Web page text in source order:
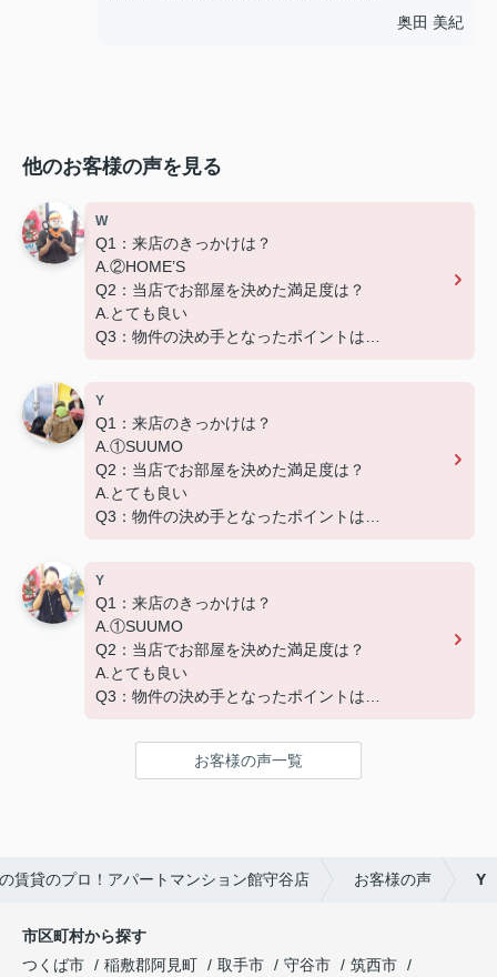
奥田 美紀
他のお客様の声を見る
W
Q1：来店のきっかけは？
A.②HOME’S
Q2：当店でお部屋を決めた満足度は？
A.とても良い
Q3：物件の決め手となったポイントは？
Y
Q1：来店のきっかけは？
A.①SUUMO
Q2：当店でお部屋を決めた満足度は？
A.とても良い
Q3：物件の決め手となったポイントは？
Y
Q1：来店のきっかけは？
A.①SUUMO
Q2：当店でお部屋を決めた満足度は？
A.とても良い
Q3：物件の決め手となったポイントは？
お客様の声一覧
賃貸のプロ！アパートマンション館守谷店 お客様の声 Y
市区町村から探す
つくば市
稲敷郡阿見町 取手市 守谷市
筑西市